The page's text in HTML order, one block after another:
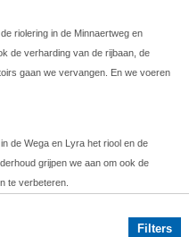
riolering in de Minnaertweg en
de verharding van de rijbaan, de
gaan we vervangen. En we voeren
de Wega en Lyra het riool en de
grijpen we aan om ook de
te verbeteren.
Filters